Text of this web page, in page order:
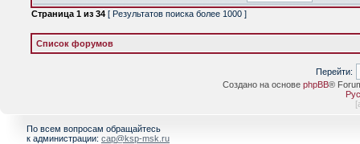
Страница 1 из 34 [ Результатов поиска более 1000 ]
Список форумов
Перейти:
Создано на основе phpBB®
[
По всем вопросам обращайтесь
к администрации: cap@ksp-msk.ru